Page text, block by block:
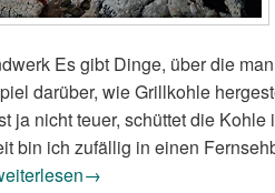
Es gibt Dinge, über die
darüber, wie Grillkohle
ja nicht teuer, schüttet die Kohle
bin ich zufällig in einen
Bürkle: Glut in den
→